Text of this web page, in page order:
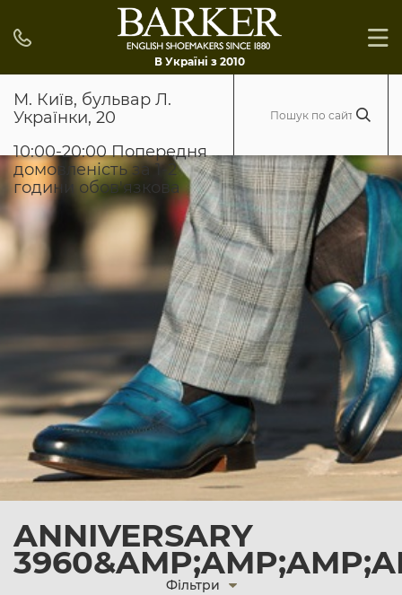
В Україні з 2010
М. Київ, бульвар Л.
Українки, 20
10:00-20:00 Попередня
домовленість за 1-2
години обов'язкова
ANNIVERSARY
Фільтри